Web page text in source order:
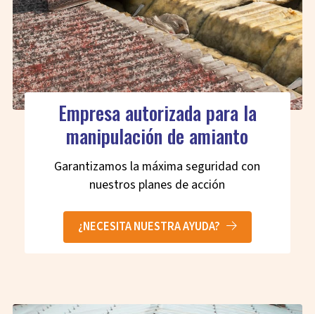
Empresa autorizada para la
manipulación de amianto
Garantizamos la máxima seguridad con
nuestros planes de acción
¿NECESITA NUESTRA AYUDA?